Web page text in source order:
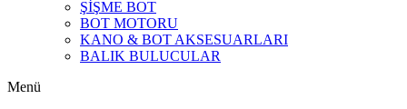
ŞİŞME BOT
BOT MOTORU
KANO & BOT AKSESUARLARI
BALIK BULUCULAR
Menü